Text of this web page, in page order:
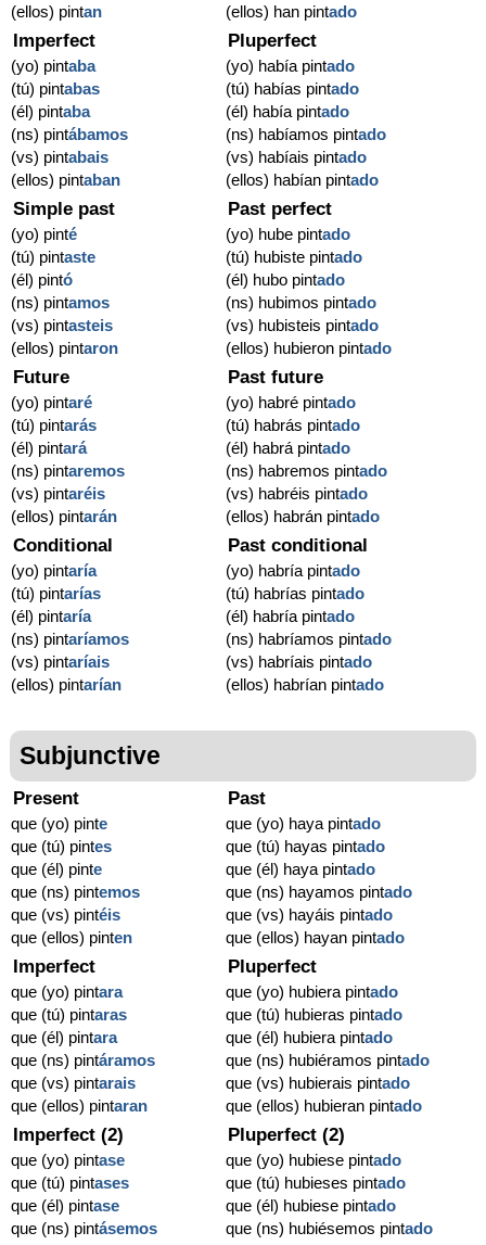
(ellos) pintan
(ellos) han pintado
Imperfect
(yo) pintaba
(tú) pintabas
(él) pintaba
(ns) pintábamos
(vs) pintabais
(ellos) pintaban
Pluperfect
(yo) había pintado
(tú) habías pintado
(él) había pintado
(ns) habíamos pintado
(vs) habíais pintado
(ellos) habían pintado
Simple past
(yo) pinté
(tú) pintaste
(él) pintó
(ns) pintamos
(vs) pintasteis
(ellos) pintaron
Past perfect
(yo) hube pintado
(tú) hubiste pintado
(él) hubo pintado
(ns) hubimos pintado
(vs) hubisteis pintado
(ellos) hubieron pintado
Future
(yo) pintaré
(tú) pintarás
(él) pintará
(ns) pintaremos
(vs) pintaréis
(ellos) pintarán
Past future
(yo) habré pintado
(tú) habrás pintado
(él) habrá pintado
(ns) habremos pintado
(vs) habréis pintado
(ellos) habrán pintado
Conditional
(yo) pintaría
(tú) pintarías
(él) pintaría
(ns) pintaríamos
(vs) pintaríais
(ellos) pintarían
Past conditional
(yo) habría pintado
(tú) habrías pintado
(él) habría pintado
(ns) habríamos pintado
(vs) habríais pintado
(ellos) habrían pintado
Subjunctive
Present
que (yo) pinte
que (tú) pintes
que (él) pinte
que (ns) pintemos
que (vs) pintéis
que (ellos) pinten
Past
que (yo) haya pintado
que (tú) hayas pintado
que (él) haya pintado
que (ns) hayamos pintado
que (vs) hayáis pintado
que (ellos) hayan pintado
Imperfect
que (yo) pintara
que (tú) pintaras
que (él) pintara
que (ns) pintáramos
que (vs) pintarais
que (ellos) pintaran
Pluperfect
que (yo) hubiera pintado
que (tú) hubieras pintado
que (él) hubiera pintado
que (ns) hubiéramos pintado
que (vs) hubierais pintado
que (ellos) hubieran pintado
Imperfect (2)
que (yo) pintase
que (tú) pintases
que (él) pintase
que (ns) pintásemos
Pluperfect (2)
que (yo) hubiese pintado
que (tú) hubieses pintado
que (él) hubiese pintado
que (ns) hubiésemos pintado